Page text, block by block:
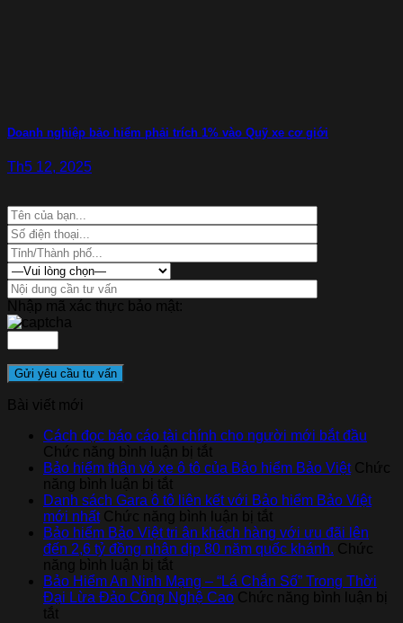
Doanh nghiệp bảo hiểm phải trích 1% vào Quỹ xe cơ giới
Th5 12, 2025
Nhập mã xác thực bảo mật:
Bài viết mới
Cách đọc báo cáo tài chính cho người mới bắt đầu
Chức năng bình luận bị tắtở
Cách
báo
cáo
tài
chính
người
mới
Bảo hiểm thân vỏ xe ô tô của Bảo hiểm Bảo Việt Chức
năng bình luận bị tắtở
Bảo
hiểm
thân
vỏ
xe
ô
tô
Danh sách Gara ô tô liên kết với Bảo hiểm Bảo Việt
mới nhất Chức năng bình luận bị tắtở
Danh
sách
ô
tô
Bảo hiểm Bảo Việt tri ân khách hàng với ưu đãi lên
đến 2,6 tỷ đồng nhân dịp 80 năm quốc khánh. Chức
năng bình luận bị tắtở
Bảo
hiểm
Bảo Hiểm An Ninh Mạng – “Lá Chắn Số” Trong Thời
Đại Lừa Đảo Công Nghệ Cao Chức năng bình luận bị
tắtở